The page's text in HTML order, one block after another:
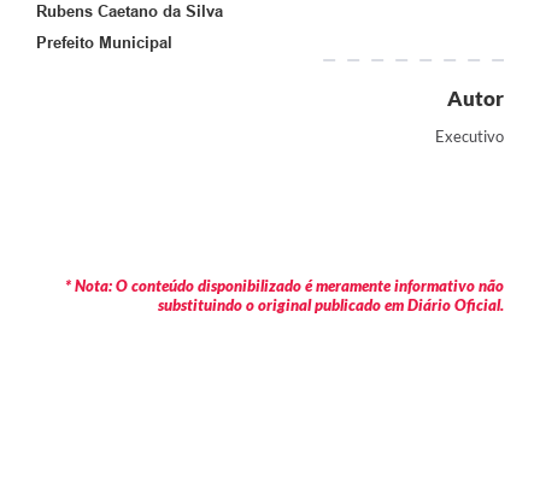
Rubens Caetano da Silva
Prefeito Municipal
Autor
Executivo
* Nota: O conteúdo disponibilizado é meramente informativo não
substituindo o original publicado em Diário Oficial.